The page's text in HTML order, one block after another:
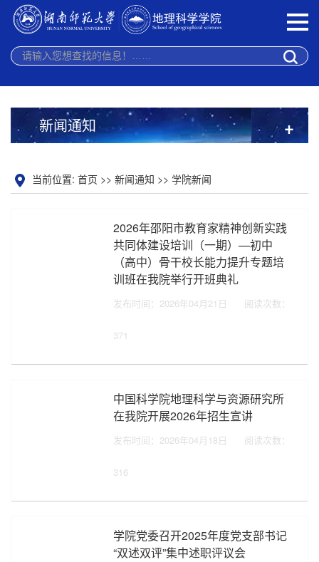
新闻通知 +
当前位置: 首页 >> 新闻通知 >> 学院新闻
2026年邵阳市教育家精神创新实践
共同体建设培训（一期）—初中
（高中）骨干校长能力提升专题培
训班在我院举行开班典礼
发布时间：2026年04月21日 阅读次数：
371
中国科学院地理科学与资源研究所
在我院开展2026年招生宣讲
发布时间：2026年04月18日 阅读次数：
316
学院党委召开2025年度党支部书记
“双述双评”集中述职评议会